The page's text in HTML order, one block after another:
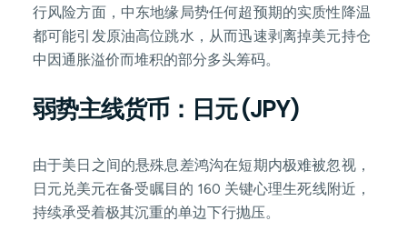
行风险方面，中东地缘局势任何超预期的实质性降温
都可能引发原油高位跳水，从而迅速剥离掉美元持仓
中因通胀溢价而堆积的部分多头筹码。
弱势主线货币：日元 (JPY)
由于美日之间的悬殊息差鸿沟在短期内极难被忽视，
日元兑美元在备受瞩目的 160 关键心理生死线附近，
持续承受着极其沉重的单边下行抛压。